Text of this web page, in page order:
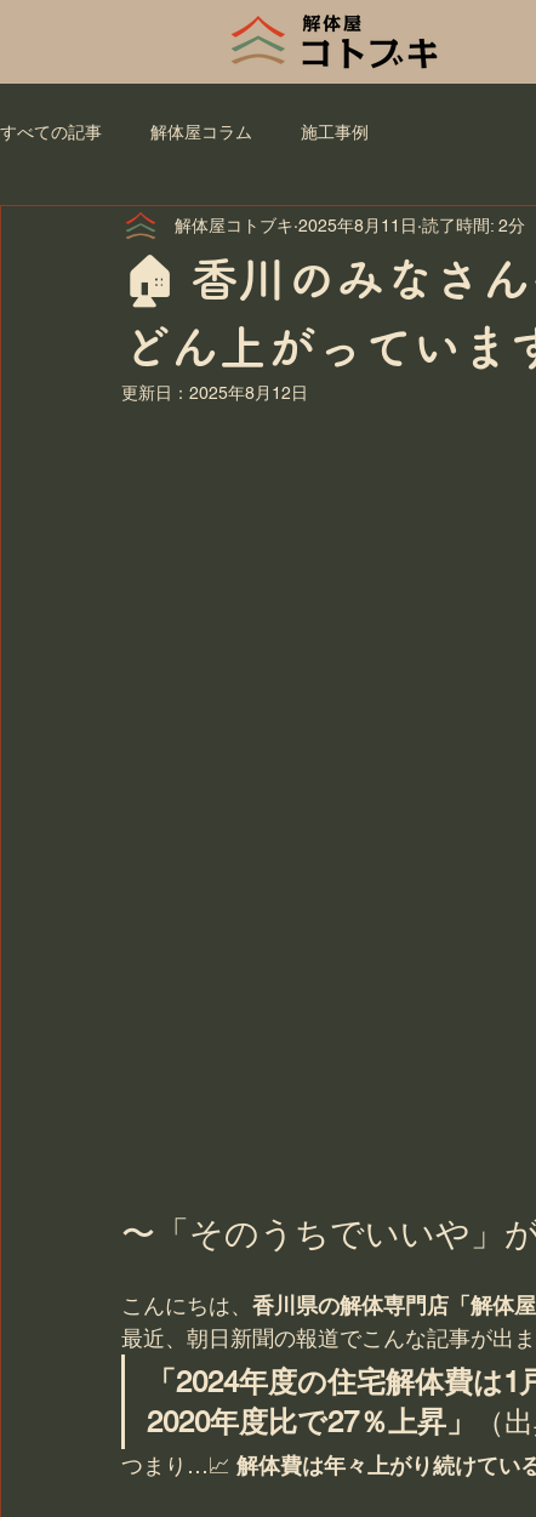
すべての記事 解体屋コラム 施工事例
🏠 香川のみなさ
どん上がってい
解体屋コトブキ 2025年8月11日 読了時間: 2分
更新日： 2025年8月12日
〜「そのうちでいいや」
こんにちは、 香川県の解体専門店「解体屋
最近、朝日新聞の報道でこんな記事が出
「2024年度の住宅解体費は1
2020年度比で27％上昇」
（
つまり…📈 解体費は年々上がり続けてい